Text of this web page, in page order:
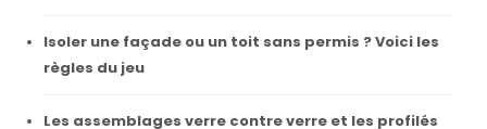
Isoler une façade ou un toit sans permis ? Voici les
règles du jeu
Les assemblages verre contre verre et les profilés